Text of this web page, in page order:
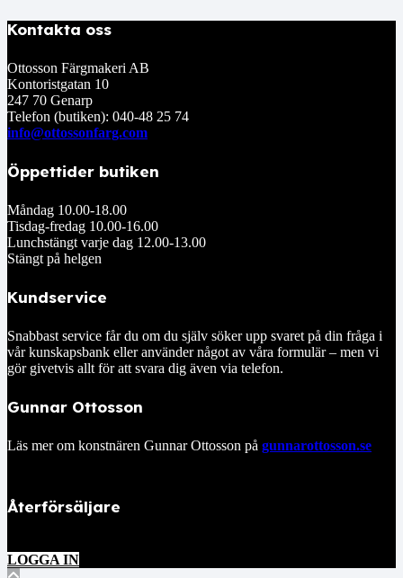
Kontakta oss
Ottosson Färgmakeri AB
Kontoristgatan 10
247 70 Genarp
Telefon (butiken): 040-48 25 74
info@ottossonfarg.com
Öppettider butiken
Måndag 10.00-18.00
Tisdag-fredag 10.00-16.00
Lunchstängt varje dag 12.00-13.00
Stängt på helgen
Kundservice
Snabbast service får du om du själv söker upp svaret på din fråga i
vår kunskapsbank eller använder något av våra formulär – men vi
gör givetvis allt för att svara dig även via telefon.
Gunnar Ottosson
Läs mer om konstnären Gunnar Ottosson på gunnarottosson.se
Återförsäljare
LOGGA IN